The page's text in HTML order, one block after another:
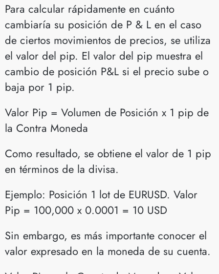
Para calcular rápidamente en cuánto
cambiaría su posición de P & L en el caso
de ciertos movimientos de precios, se utiliza
el valor del pip. El valor del pip muestra el
cambio de posición P&L si el precio sube o
baja por 1 pip.
Valor Pip = Volumen de Posición x 1 pip de
la Contra Moneda
Como resultado, se obtiene el valor de 1 pip
en términos de la divisa.
Ejemplo: Posición 1 lot de EURUSD. Valor
Pip = 100,000 x 0.0001 = 10 USD
Sin embargo, es más importante conocer el
valor expresado en la moneda de su cuenta.